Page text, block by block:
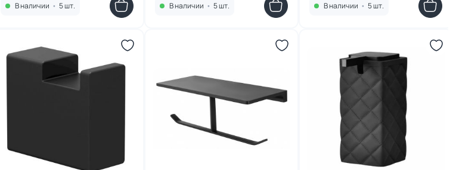
В наличии • 5 шт. В наличии • 5 шт. В наличии • 5 шт.